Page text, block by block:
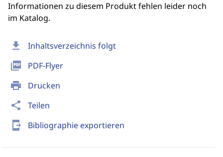
download Inhaltsverzeichnis folgt
picture_as_pdf PDF-Flyer
print Drucken
share Teilen
send_to_mobile Bibliographie exportieren
Informationen zu diesem Produkt fehlen leider noch
im Katalog.